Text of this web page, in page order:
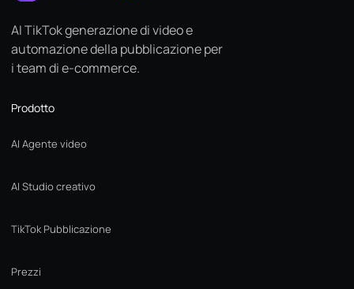
AI TikTok generazione di video e
automazione della pubblicazione per
i team di e-commerce.
Prodotto
AI Agente video
AI Studio creativo
TikTok Pubblicazione
Prezzi